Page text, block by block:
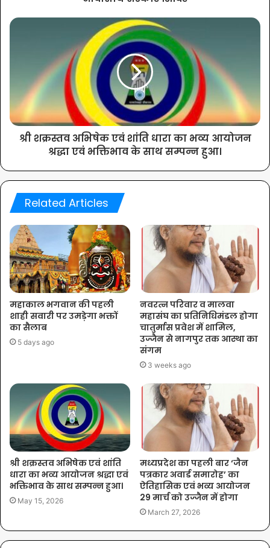
श्री शक्रस्तव अभिषेक एवं शांति धारा का भव्य आयोजन
श्रद्धा एवं भक्तिभाव के साथ सम्पन्न हुआ।
Related Articles
महाकाल भगवान की पहली
शाही सवारी पर उमड़ेगा भक्तों
का सैलाब
5 days ago
नवरत्न परिवार व मालवा
महासंघ का प्रतिनिधिमंडल होगा
चातुर्मास प्रवेश में शामिल,
उज्जैन से नागपुर तक आस्था का
संगम
3 weeks ago
श्री शक्रस्तव अभिषेक एवं शांति
धारा का भव्य आयोजन श्रद्धा एवं
भक्तिभाव के साथ सम्पन्न हुआ।
May 15, 2026
मध्यप्रदेश का पहली बार ‘जैन
पत्रकार अवार्ड समारोह’ का
ऐतिहासिक एवं भव्य आयोजन
29 मार्च को उज्जैन में होगा
March 27, 2026